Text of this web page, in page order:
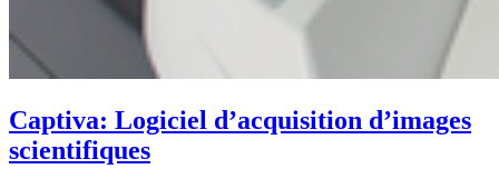
Captiva: Logiciel d’acquisition d’images
scientifiques